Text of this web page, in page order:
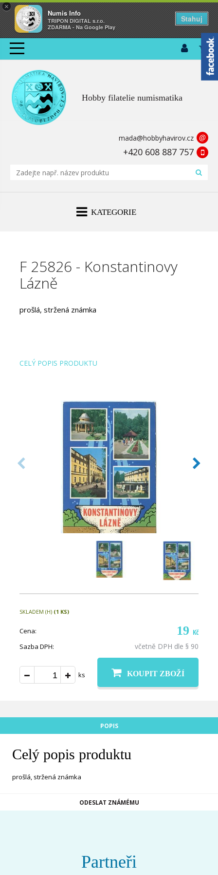
×
Numis Info
TRIPON DIGITAL s.r.o.
ZDARMA - Na Google Play
Stahuj
Hobby filatelie numismatika
mada@hobbyhavirov.cz @
+420 608 887 757
KATEGORIE
F 25826 - Konstantinovy
Lázně
prošlá, stržená známka
CELÝ POPIS PRODUKTU
SKLADEM (H) (1 KS)
Cena: 19 Kč
Sazba DPH: včetně DPH dle § 90
ks KOUPIT ZBOŽÍ
POPIS
Celý popis produktu
prošlá, stržená známka
ODESLAT ZNÁMÉMU
Partneři